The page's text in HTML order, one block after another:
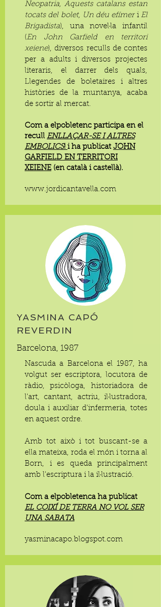
Neopatria, Aquests catalans estan
tocats del bolet, Un déu efímer i El
Brigadista), una novel·la infantil
(En John Garfield en territori
xeiene), diversos reculls de contes
per a adults i diversos projectes
literaris, el darrer dels quals,
Llegendes de boletaires i altres
històries de la muntanya, acaba
de sortir al mercat.
Com a elpobletenc participa en el
recull ENLLAÇAR-SE I ALTRES
EMBOLICS! i ha publicat JOHN
GARFIELD EN TERRITORI
XEIENE (en català i castellà).
www.jordicantavella.com
YASMINA CAPÓ
REVERDIN
Barcelona, 1987
Nascuda a Barcelona el 1987, ha
volgut ser escriptora, locutora de
ràdio, psicòloga, historiadora de
l'art, cantant, actriu, il·lustradora,
doula i auxiliar d'infermeria, totes
en aquest ordre.
Amb tot això i tot buscant-se a
ella mateixa, roda el món i torna al
Born, i es queda principalment
amb l'escriptura i la il·lustració.
Com a elpobletenca ha publicat
EL COIXÍ DE TERRA NO VOL SER
UNA SABATA
yasminacapo.blogspot.com